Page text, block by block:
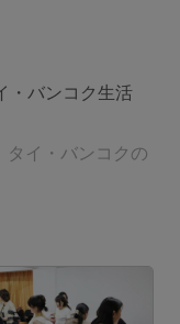
・バンコク生活
イ・バンコクの